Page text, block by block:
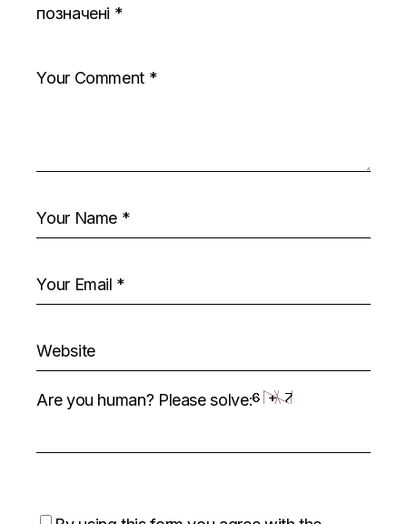
позначені *
Are you human? Please solve: